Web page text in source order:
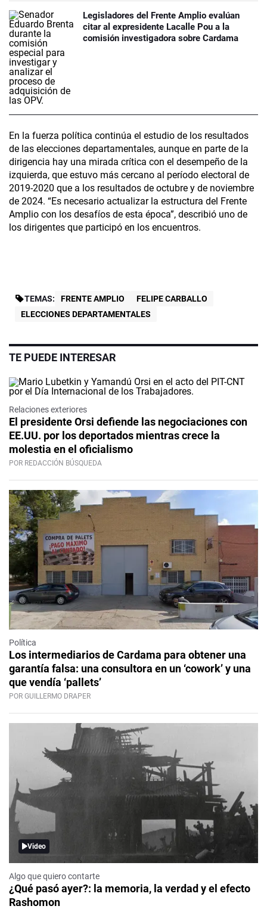
Legisladores del Frente Amplio evalúan
citar al expresidente Lacalle Pou a la
comisión investigadora sobre Cardama
En la fuerza política continúa el estudio de los resultados
de las elecciones departamentales, aunque en parte de la
dirigencia hay una mirada crítica con el desempeño de la
izquierda, que estuvo más cercano al período electoral de
2019-2020 que a los resultados de octubre y de noviembre
de 2024. “Es necesario actualizar la estructura del Frente
Amplio con los desafíos de esta época”, describió uno de
los dirigentes que participó en los encuentros.
TEMAS: FRENTE AMPLIO
FELIPE CARBALLO
ELECCIONES DEPARTAMENTALES
TE PUEDE INTERESAR
Relaciones exteriores
El presidente Orsi defiende las negociaciones con
EE.UU. por los deportados mientras crece la
molestia en el oficialismo
POR REDACCIÓN BÚSQUEDA
Política
Los intermediarios de Cardama para obtener una
garantía falsa: una consultora en un ‘cowork’ y una
que vendía ‘pallets’
POR GUILLERMO DRAPER
Video
Algo que quiero contarte
¿Qué pasó ayer?: la memoria, la verdad y el efecto
Rashomon